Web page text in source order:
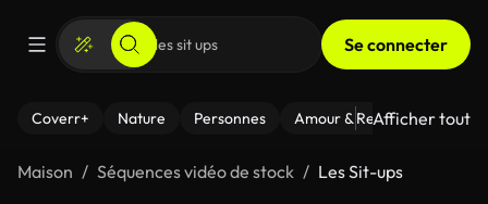
Se connecter
Coverr+ Nature Personnes Amour & Relations Le
Afficher tout
Maison Séquences vidéo de stock Les Sit-ups